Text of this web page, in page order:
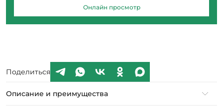
Онлайн просмотр
Поделиться
Описание и преимущества